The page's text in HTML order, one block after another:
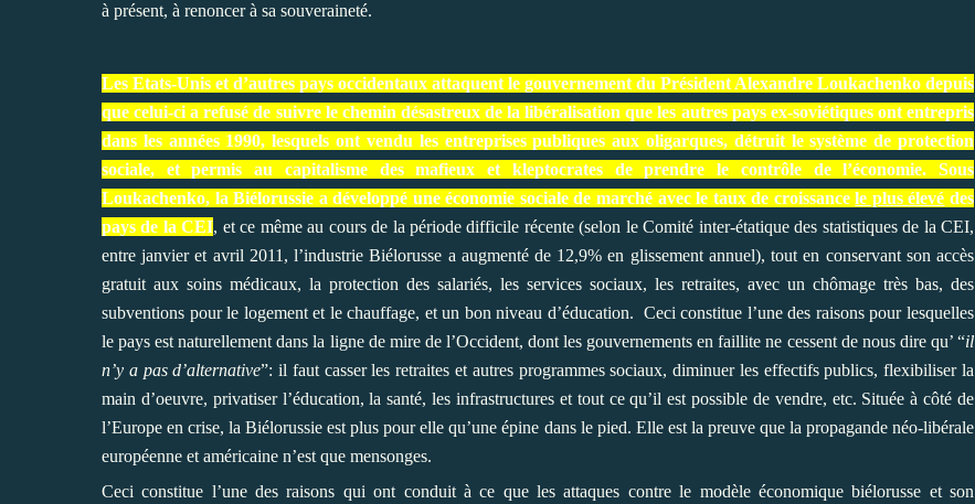
à présent, à renoncer à sa souveraineté.
Les Etats-Unis et d’autres pays occidentaux attaquent le gouvernement du Président Alexandre Loukachenko depuis
que celui-ci a refusé de suivre le chemin désastreux de la libéralisation que les autres pays ex-soviétiques ont entrepris
dans les années 1990, lesquels ont vendu les entreprises publiques aux oligarques, détruit le système de protection
sociale, et permis au capitalisme des mafieux et kleptocrates de prendre le contrôle de l’économie. Sous
Loukachenko, la Biélorussie a développé une économie sociale de marché avec le taux de croissancele plus élevé des
pays de la CEI, et ce même au cours de la période difficile récente (selon le Comité inter-étatique des statistiques de la CEI,
entre janvier et avril 2011, l’industrie Biélorusse a augmenté de 12,9% en glissement annuel), tout en conservant son accès
gratuit aux soins médicaux, la protection des salariés, les services sociaux, les retraites, avec un chômage très bas, des
subventions pour le logement et le chauffage, et un bon niveau d’éducation. Ceci constitue l’une des raisons pour lesquelles
le pays est naturellement dans la ligne de mire de l’Occident, dont les gouvernements en faillite ne cessent de nous dire qu’ “il
n’y a pas d’alternative”: il faut casser les retraites et autres programmes sociaux, diminuer les effectifs publics, flexibiliser la
main d’oeuvre, privatiser l’éducation, la santé, les infrastructures et tout ce qu’il est possible de vendre, etc. Située à côté de
l’Europe en crise, la Biélorussie est plus pour elle qu’une épine dans le pied. Elle est la preuve que la propagande néo-libérale
européenne et américaine n’est que mensonges.
Ceci constitue l’une des raisons qui ont conduit à ce que les attaques contre le modèle économique biélorusse et son